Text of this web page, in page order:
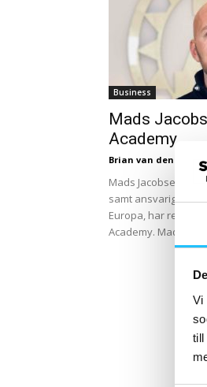
Vi
till
Business
Mads
Academy
Brian van den Brink -
Mads Jacobsen,
samt ansvarig för
Europa, har
Academy. Mads